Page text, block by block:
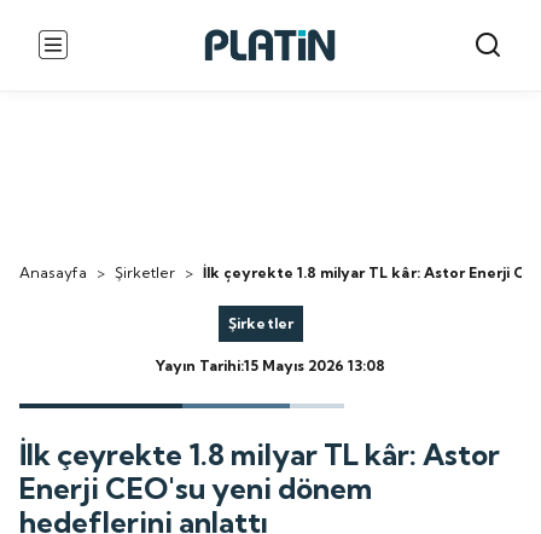
Anasayfa > Şirketler > İlk çeyrekte 1.8 milyar TL kâr: Astor Enerji
Şirketler
Yayın Tarihi:15 Mayıs 2026 13:08
İlk çeyrekte 1.8 milyar TL kâr: Astor
Enerji CEO'su yeni dönem
hedeflerini anlattı